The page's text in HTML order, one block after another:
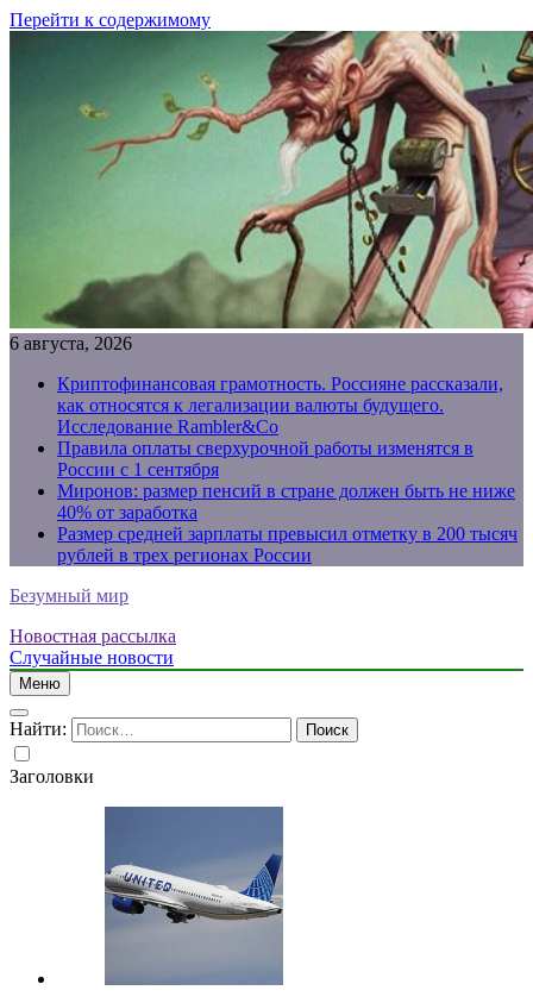
Перейти к содержимому
6 августа, 2026
Криптофинансовая грамотность. Россияне рассказали,
как относятся к легализации валюты будущего.
Исследование Rambler&Co
Правила оплаты сверхурочной работы изменятся в
России с 1 сентября
Миронов: размер пенсий в стране должен быть не ниже
40% от заработка
Размер средней зарплаты превысил отметку в 200 тысяч
рублей в трех регионах России
Безумный мир
Новостная рассылка
Случайные новости
Меню
Найти:
Заголовки